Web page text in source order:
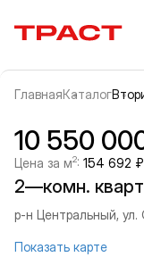
Траст | Служба
ГлавнаяКаталог
Информация
Галерея
10 550
Цена за м2: 154 692 ₽
2—комн.
р-н Центральный,
Показать карте